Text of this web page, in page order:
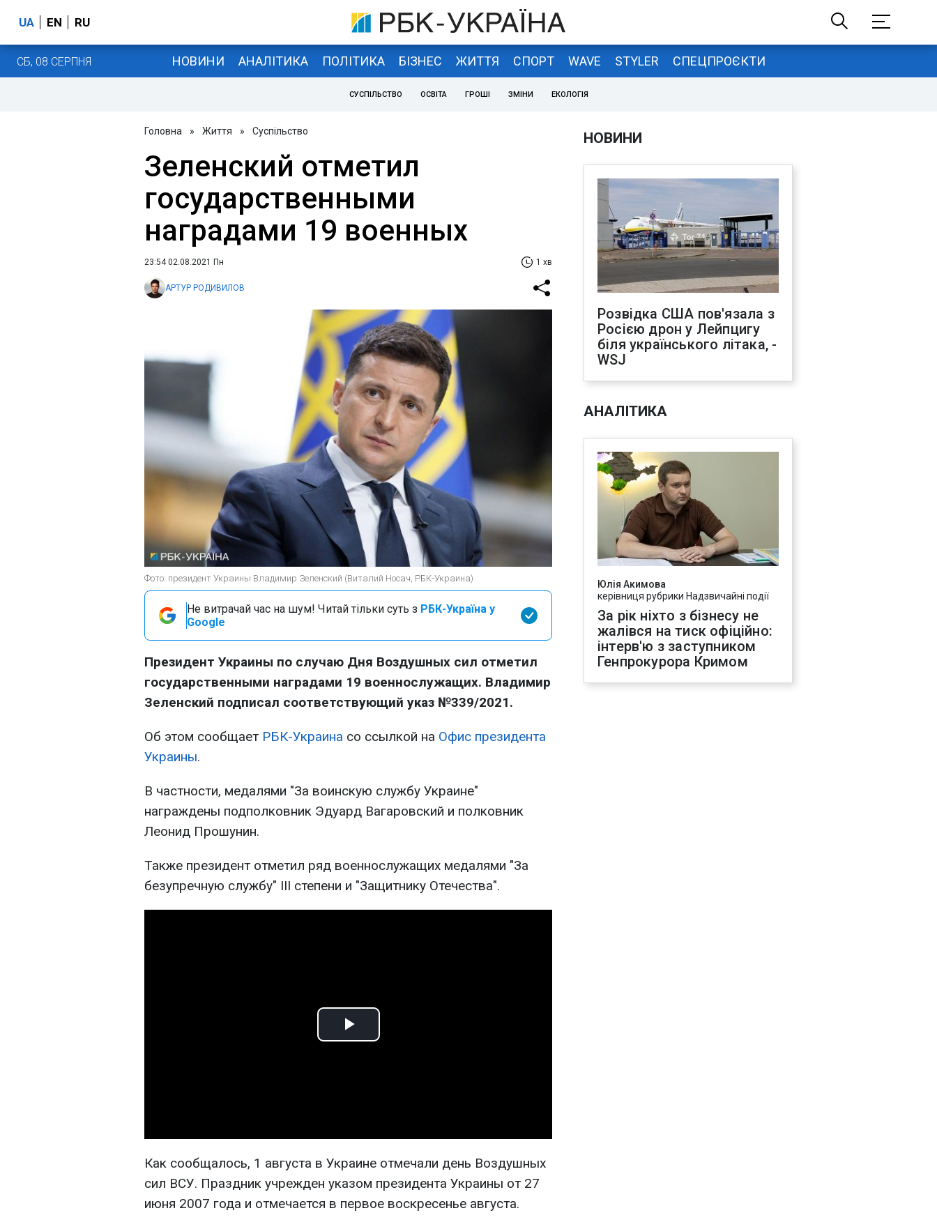
UA EN RU
СБ, 08 СЕРПНЯ НОВИНИ АНАЛІТИКА ПОЛІТИКА БІЗНЕС ЖИТТЯ СПОРТ WAVE STYLER СПЕЦПРОЄКТИ
СУСПІЛЬСТВО ОСВІТА ГРОШІ ЗМІНИ ЕКОЛОГІЯ
Головна » Життя » Суспільство
Зеленский отметил
государственными
наградами 19 военных
23:54 02.08.2021 Пн 1 хв
АРТУР РОДИВИЛОВ
Фото: президент Украины Владимир Зеленский (Виталий Носач, РБК-Украина)
Не витрачай час на шум! Читай тільки суть з РБК-Україна у
Google
Президент Украины по случаю Дня Воздушных сил отметил
государственными наградами 19 военнослужащих. Владимир
Зеленский подписал соответствующий указ №339/2021.
Об этом сообщает РБК-Украина со ссылкой на Офис президента
Украины.
В частности, медалями "За воинскую службу Украине"
награждены подполковник Эдуард Вагаровский и полковник
Леонид Прошунин.
Также президент отметил ряд военнослужащих медалями "За
безупречную службу" III степени и "Защитнику Отечества".
Play
Как сообщалось, 1 августа в Украине отмечали день Воздушных
сил ВСУ. Праздник учрежден указом президента Украины от 27
июня 2007 года и отмечается в первое воскресенье августа.
НОВИНИ
Розвідка США пов'язала з
Росією дрон у Лейпцигу
біля українського літака, -
WSJ
АНАЛІТИКА
Юлія Акимова
керівниця рубрики Надзвичайні події
За рік ніхто з бізнесу не
жалівся на тиск офіційно:
інтерв'ю з заступником
Генпрокурора Кримом